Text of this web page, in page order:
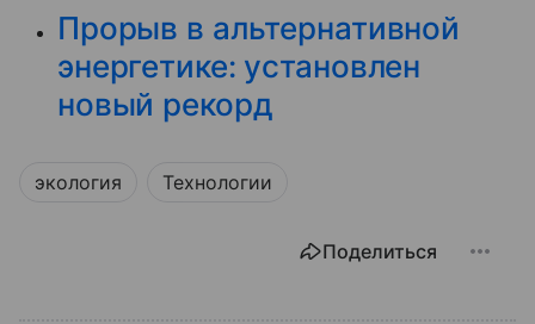
Прорыв в альтернативной
энергетике: установлен
новый рекорд
экология Технологии
Поделиться